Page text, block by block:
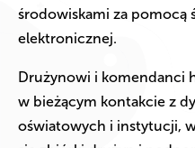
środowiskami za pomocą
elektronicznej.
Drużynowi i komendanci
w bieżącym kontakcie z
oświatowych i instytucji,